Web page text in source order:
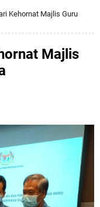
Kehornat Majlis Guru
Majlis